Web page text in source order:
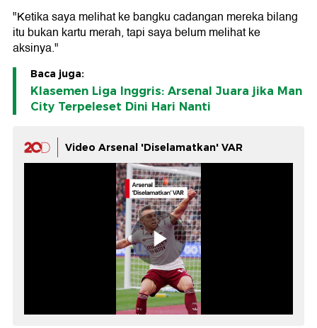
"Ketika saya melihat ke bangku cadangan mereka bilang
itu bukan kartu merah, tapi saya belum melihat ke
aksinya."
Baca juga:
Klasemen Liga Inggris: Arsenal Juara jika Man
City Terpeleset Dini Hari Nanti
Video Arsenal 'Diselamatkan' VAR